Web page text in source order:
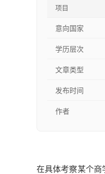
项目
意向国家
学历层次
文章类型
发布时间
作者
在具体考察某个商